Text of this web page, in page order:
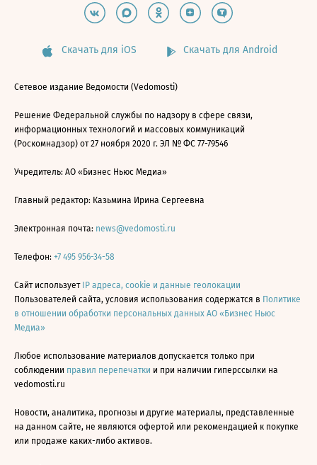
Скачать для iOS Скачать для Android
Сетевое издание Ведомости (Vedomosti)
Решение Федеральной службы по надзору в сфере связи,
информационных технологий и массовых коммуникаций
(Роскомнадзор) от 27 ноября 2020 г. ЭЛ № ФС 77-79546
Учредитель: АО «Бизнес Ньюс Медиа»
Главный редактор: Казьмина Ирина Сергеевна
Электронная почта: news@vedomosti.ru
Телефон: +7 495 956-34-58
Сайт использует IP адреса, cookie и данные геолокации
Пользователей сайта, условия использования содержатся в Политике
в отношении обработки персональных данных АО «Бизнес Ньюс
Медиа»
Любое использование материалов допускается только при
соблюдении правил перепечатки и при наличии гиперссылки на
vedomosti.ru
Новости, аналитика, прогнозы и другие материалы, представленные
на данном сайте, не являются офертой или рекомендацией к покупке
или продаже каких-либо активов.